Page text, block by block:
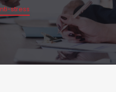
stress